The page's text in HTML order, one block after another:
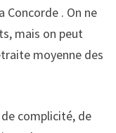
Concorde . On ne
mais on peut
moyenne des
complicité, de